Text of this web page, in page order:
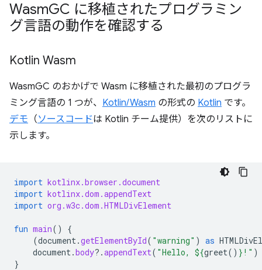
WasmGC に移植されたプログラミン
グ言語の動作を確認する
Kotlin Wasm
WasmGC のおかげで Wasm に移植された最初のプログラ
ミング言語の 1 つが、 Kotlin/Wasm の形式の Kotlin です。
デモ （ソースコードは Kotlin チーム提供）を次のリストに
示します。
import kotlinx.browser.document
import kotlinx.dom.appendText
import org.w3c.dom.HTMLDivElement
fun main()
{
(document.getElementById( "warning" ) as
document.body?.appendText( "Hello, ${greet() } !" )
}